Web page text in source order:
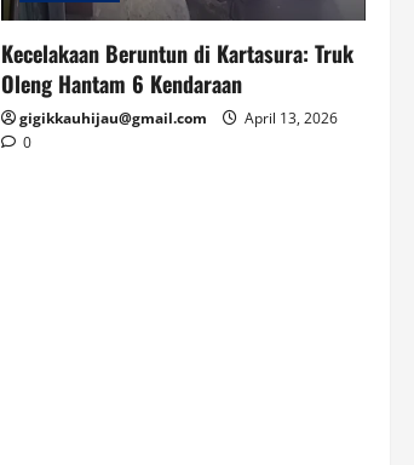
Kecelakaan Beruntun di Kartasura: Truk
Oleng Hantam 6 Kendaraan
gigikkauhijau@gmail.com
April 13, 2026
0